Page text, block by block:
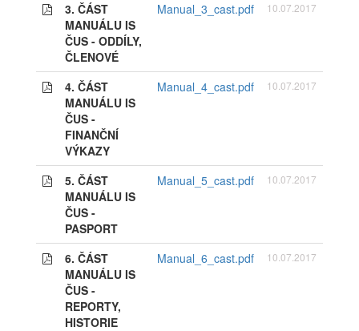
3. ČÁST
MANUÁLU IS
ČUS - ODDÍLY,
ČLENOVÉ
Manual_3_cast.pdf 10.07.2017
4. ČÁST
MANUÁLU IS
ČUS -
FINANČNÍ
VÝKAZY
Manual_4_cast.pdf 10.07.2017
5. ČÁST
MANUÁLU IS
ČUS -
PASPORT
Manual_5_cast.pdf 10.07.2017
6. ČÁST
MANUÁLU IS
ČUS -
REPORTY,
HISTORIE
Manual_6_cast.pdf 10.07.2017